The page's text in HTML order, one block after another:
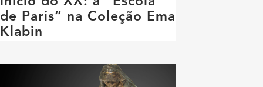
de Paris” na Coleção Ema
Klabin